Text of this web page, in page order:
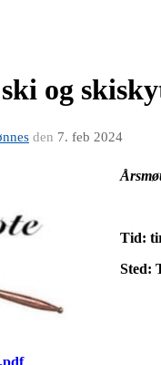
og
den 7. feb 2024
Tid:
Sted: